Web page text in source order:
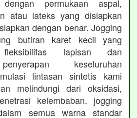
permukaan aspal,
atau lateks yang disiapkan
dengan benar. Jogging
butiran karet kecil yang
fleksibilitas lapisan dan
keseluruhan
lintasan sintetis kami
melindungi dari oksidasi,
kelembaban. jogging
semua warna standar